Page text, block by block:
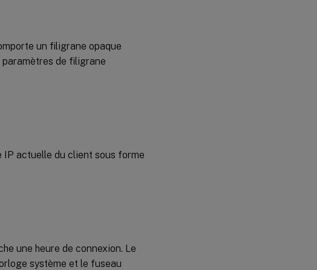
un filigrane opaque
de filigrane
IP actuelle du client sous forme
une heure de connexion. Le
système et le fuseau